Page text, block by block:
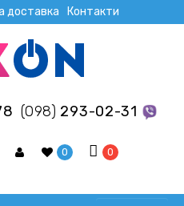
доставка Контакти
(098) 293-02-31
0 0